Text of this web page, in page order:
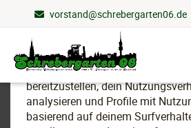
Wir nutzen
Um essenzielle Funktionen dieser
bereitzustellen, dein
analysieren und Profile mit
basierend auf deinem
vorstand@schrebergarten06.de
Navigation
überspringen